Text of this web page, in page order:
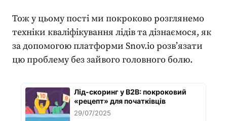
Тож у цьому пості ми покроково розглянемо
техніки кваліфікування лідів та дізнаємося, як
за допомогою платформи Snov.io розв’язати
цю проблему без зайвого головного болю.
Лід-скоринг у B2B: покроковий
«рецепт» для початківців
29/07/2025